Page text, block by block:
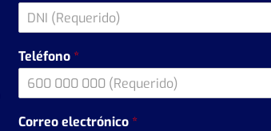
Teléfono *
Correo electrónico *